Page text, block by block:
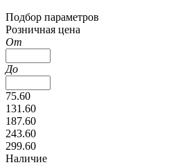
Подбор параметров
Розничная цена
От
До
75.60
131.60
187.60
243.60
299.60
Наличие